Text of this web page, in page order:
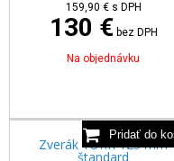
159,90 € s DPH
130 € bez DPH
Na objednávku
Zverák YORK 125 mm
štandard